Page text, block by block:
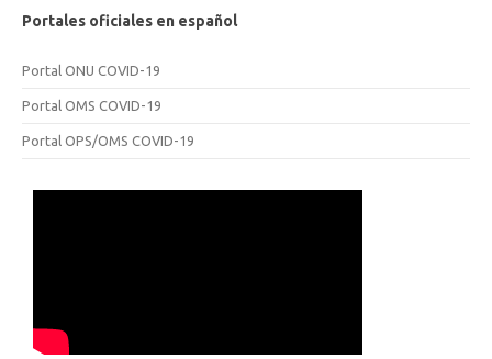
Portales oficiales en español
Portal ONU COVID-19
Portal OMS COVID-19
Portal OPS/OMS COVID-19